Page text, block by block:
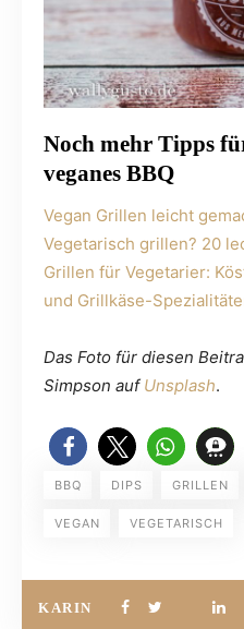
Noch mehr Tipps
veganes BBQ
Vegan Grillen leicht
Vegetarisch grillen? 20
Grillen für Vegetarier:
und Grillkäse-
Das Foto für diesen
Simpson auf Unsplash.
BBQ DIPS GRILLEN
VEGAN VEGETARISCH
KARIN